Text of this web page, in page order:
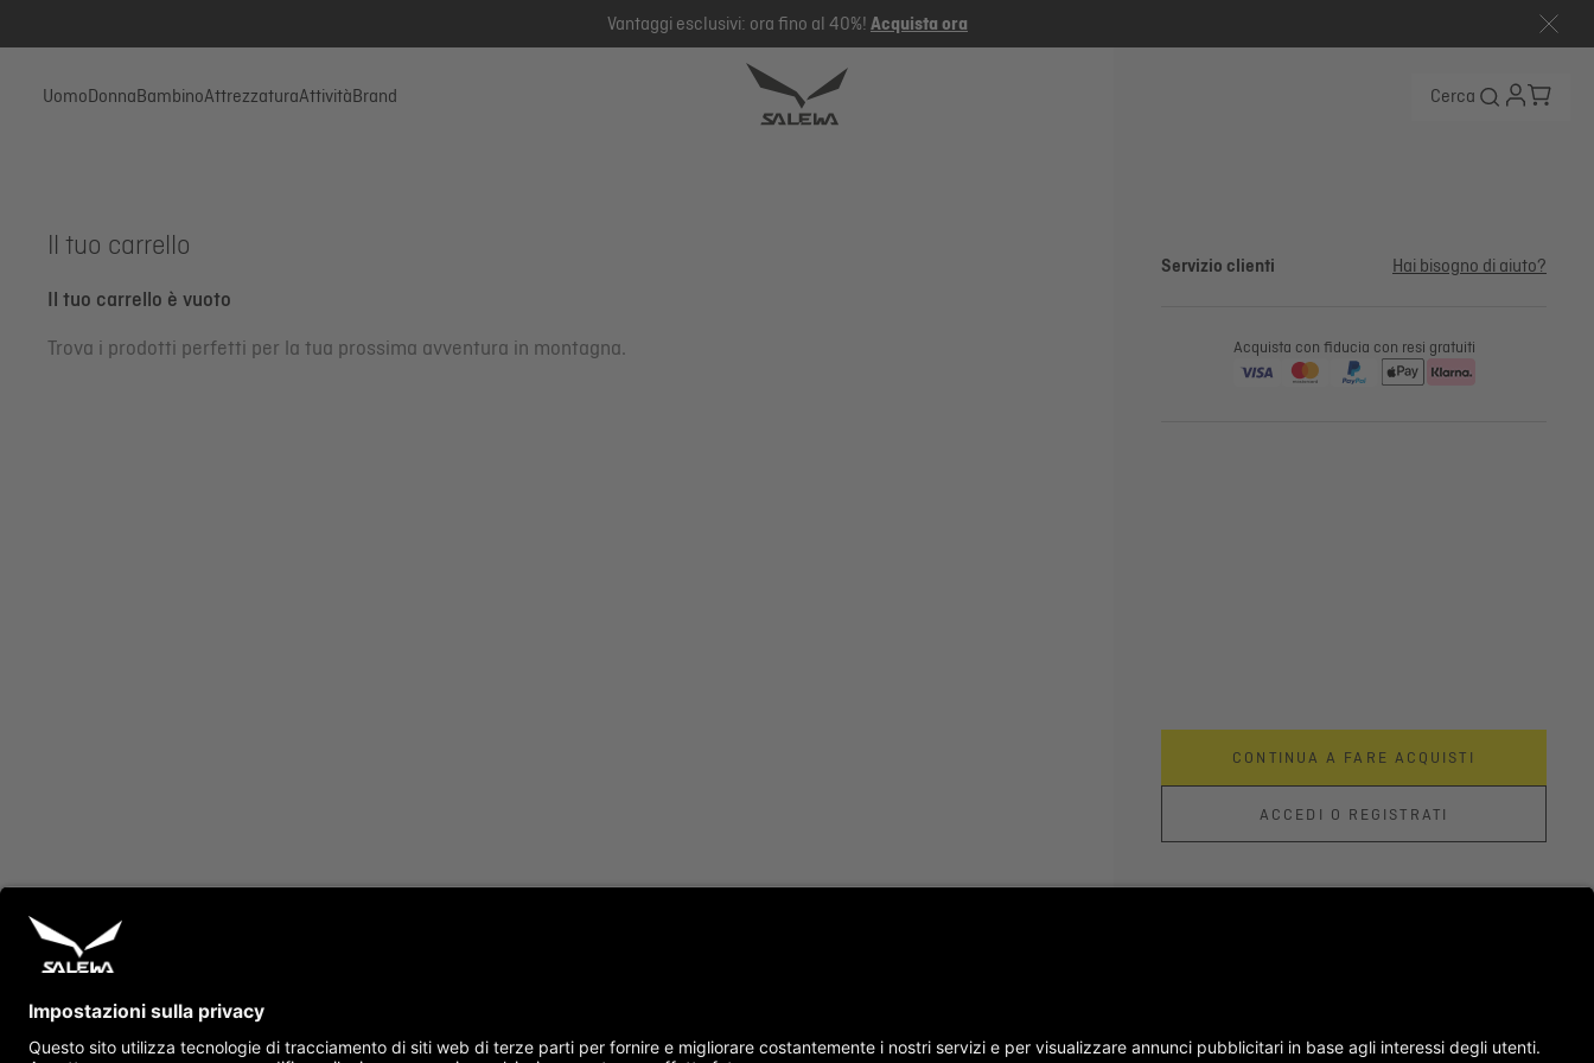
Vantaggi esclusivi: ora fino al 40%!Acquista ora
UomoDonnaBambinoAttrezzaturaAttivitàBrand Cerca
Il tuo carrello
Il tuo carrello è vuoto
Trova i prodotti perfetti per la tua prossima avventura in montagna.
Servizio clienti Hai bisogno di aiuto?
Acquista con fiducia con resi gratuiti
CONTINUA A FARE ACQUISTI
ACCEDI O REGISTRATI